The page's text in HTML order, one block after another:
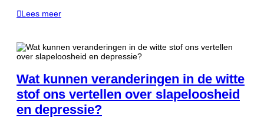
Lees meer
Wat kunnen veranderingen in de witte
stof ons vertellen over slapeloosheid
en depressie?